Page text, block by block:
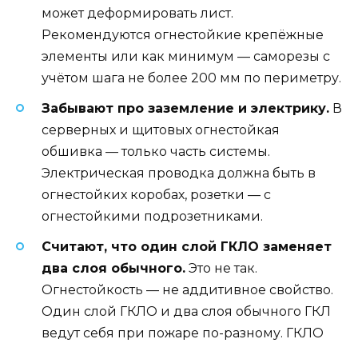
может деформировать лист.
Рекомендуются огнестойкие крепёжные
элементы или как минимум — саморезы с
учётом шага не более 200 мм по периметру.
Забывают про заземление и электрику. В
серверных и щитовых огнестойкая
обшивка — только часть системы.
Электрическая проводка должна быть в
огнестойких коробах, розетки — с
огнестойкими подрозетниками.
Считают, что один слой ГКЛО заменяет
два слоя обычного. Это не так.
Огнестойкость — не аддитивное свойство.
Один слой ГКЛО и два слоя обычного ГКЛ
ведут себя при пожаре по-разному. ГКЛО